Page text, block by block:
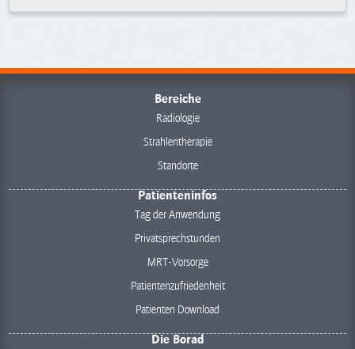
Bereiche
Radiologie
Strahlentherapie
Standorte
Patienteninfos
Tag der Anwendung
Privatsprechstunden
MRT-Vorsorge
Patientenzufriedenheit
Patienten Download
Die Borad